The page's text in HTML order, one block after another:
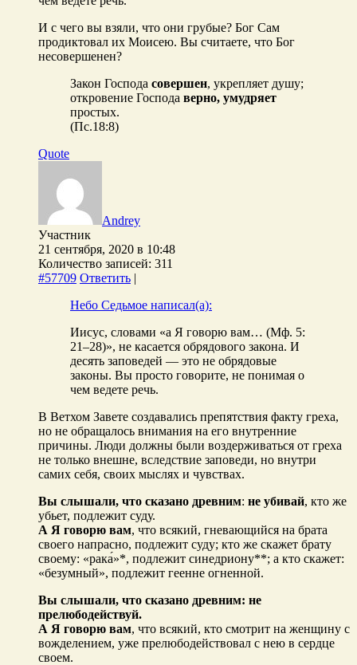
И с чего вы взяли, что они грубые? Бог Сам
продиктовал их Моисею. Вы считаете, что Бог
несовершенен?
Закон Господа совершен, укрепляет душу;
откровение Господа верно, умудряет
простых.
(Пс.18:8)
Quote
Andrey
Участник
21 сентября, 2020 в 10:48
Количество записей: 311
#57709 Ответить |
Небо Седьмое написал(а):
Иисус, словами «а Я говорю вам… (Мф. 5:
21–28)», не касается обрядового закона. И
десять заповедей — это не обрядовые
законы. Вы просто говорите, не понимая о
чем ведете речь.
В Ветхом Завете создавались препятствия факту греха,
но не обращалось внимания на его внутренние
причины. Люди должны были воздерживаться от греха
не только внешне, вследствие заповеди, но внутри
самих себя, своих мыслях и чувствах.
Вы слышали, что сказано древним: не убивай, кто же
убьет, подлежит суду.
А Я говорю вам, что всякий, гневающийся на брата
своего напрасно, подлежит суду; кто же скажет брату
своему: «рака́»*, подлежит синедриону**; а кто скажет:
«безумный», подлежит геенне огненной.
Вы слышали, что сказано древним: не
прелюбодействуй.
А Я говорю вам, что всякий, кто смотрит на женщину с
вожделением, уже прелюбодействовал с нею в сердце
своем.